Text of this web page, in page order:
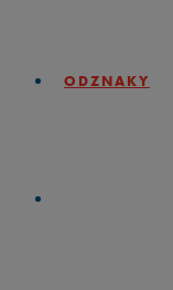
ODZNAKY
Naše sbírka
vtipné hlášky,
filmovými motivy a
vašemu looku.
Každý odznak je
němu i sametový
tak poztrácení. Pro
možnost balení do
Prozkoumejte naši